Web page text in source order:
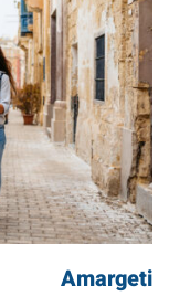
Amargeti